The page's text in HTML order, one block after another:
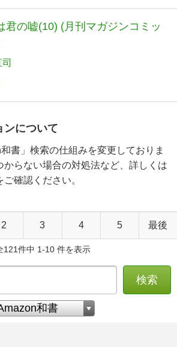
君の嘘(10) (月刊マガジンコミッ
ンについて
書」検索の仕組みを変更しておりま
からない場合の対処法など、詳しくは
ご確認ください。
2 3 4 5 最後
121件中 1-10 件を表示
検索